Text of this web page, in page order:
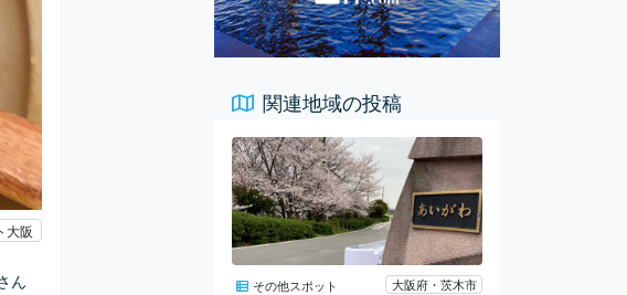
大阪
ん
関連地域の投稿
その他スポット 大阪府・茨木市